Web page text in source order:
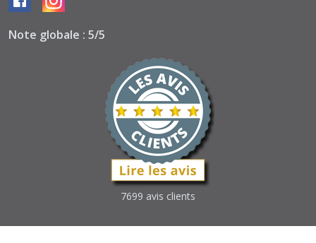
Note globale : 5/5
7699 avis clients